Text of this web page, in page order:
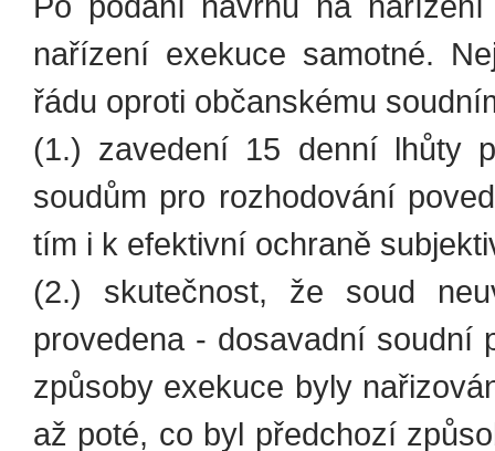
nařízení exekuce samotné.
řádu oproti občanskému
(1.) zavedení 15 denní lhůty
soudům pro rozhodování
tím i k efektivní ochraně
(2.) skutečnost, že soud
provedena - dosavadní soudní
způsoby exekuce byly
až poté, co byl předchozí